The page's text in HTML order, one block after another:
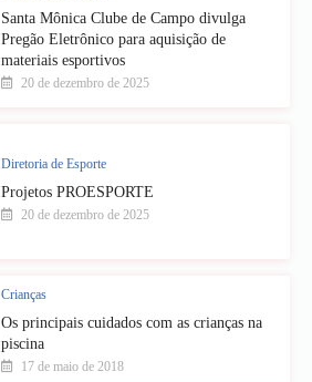
Santa Mônica Clube de Campo divulga
Pregão Eletrônico para aquisição de
materiais esportivos
20 de dezembro de 2025
Diretoria de Esporte
Projetos PROESPORTE
20 de dezembro de 2025
Crianças
Os principais cuidados com as crianças na
piscina
17 de maio de 2018